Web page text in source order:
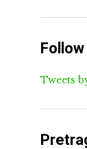
Tweets